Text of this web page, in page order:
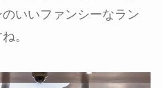
いいファンシーなラン
。